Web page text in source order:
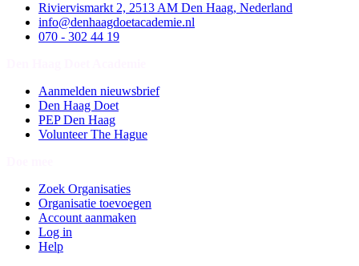
Riviervismarkt 2, 2513 AM Den Haag, Nederland
info@denhaagdoetacademie.nl
070 - 302 44 19
Aanmelden nieuwsbrief
Den Haag Doet
PEP Den Haag
Volunteer The Hague
Zoek Organisaties
Organisatie toevoegen
Account aanmaken
Log in
Help